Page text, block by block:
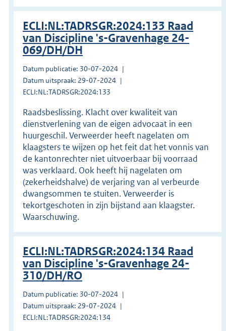
ECLI:NL:TADRSGR:2024:133 Raad
van Discipline 's-Gravenhage 24-
069/DH/DH
Datum publicatie: 30-07-2024
Datum uitspraak: 29-07-2024
ECLI:NL:TADRSGR:2024:133
Raadsbeslissing. Klacht over kwaliteit van
dienstverlening van de eigen advocaat in een
huurgeschil. Verweerder heeft nagelaten om
klaagsters te wijzen op het feit dat het vonnis van
de kantonrechter niet uitvoerbaar bij voorraad
was verklaard. Ook heeft hij nagelaten om
(zekerheidshalve) de verjaring van al verbeurde
dwangsommen te stuiten. Verweerder is
tekortgeschoten in zijn bijstand aan klaagster.
Waarschuwing.
ECLI:NL:TADRSGR:2024:134 Raad
van Discipline 's-Gravenhage 24-
310/DH/RO
Datum publicatie: 30-07-2024
Datum uitspraak: 29-07-2024
ECLI:NL:TADRSGR:2024:134